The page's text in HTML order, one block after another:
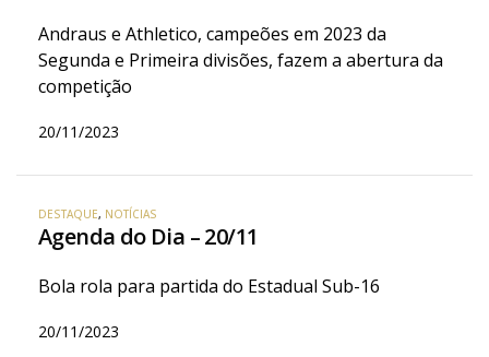
Andraus e Athletico, campeões em 2023 da
Segunda e Primeira divisões, fazem a abertura da
competição
20/11/2023
DESTAQUE, NOTÍCIAS
Agenda do Dia – 20/11
Bola rola para partida do Estadual Sub-16
20/11/2023